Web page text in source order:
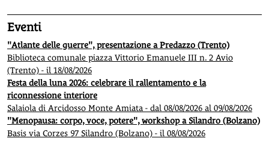
Eventi
"Atlante delle guerre", presentazione a Predazzo (Trento)
Biblioteca comunale piazza Vittorio Emanuele III n. 2 Avio
(Trento) - il 18/08/2026
Festa della luna 2026: celebrare il rallentamento e la
riconnessione interiore
Salaiola di Arcidosso Monte Amiata - dal 08/08/2026 al 09/08/2026
"Menopausa: corpo, voce, potere", workshop a Silandro (Bolzano)
Basis via Corzes 97 Silandro (Bolzano) - il 08/08/2026